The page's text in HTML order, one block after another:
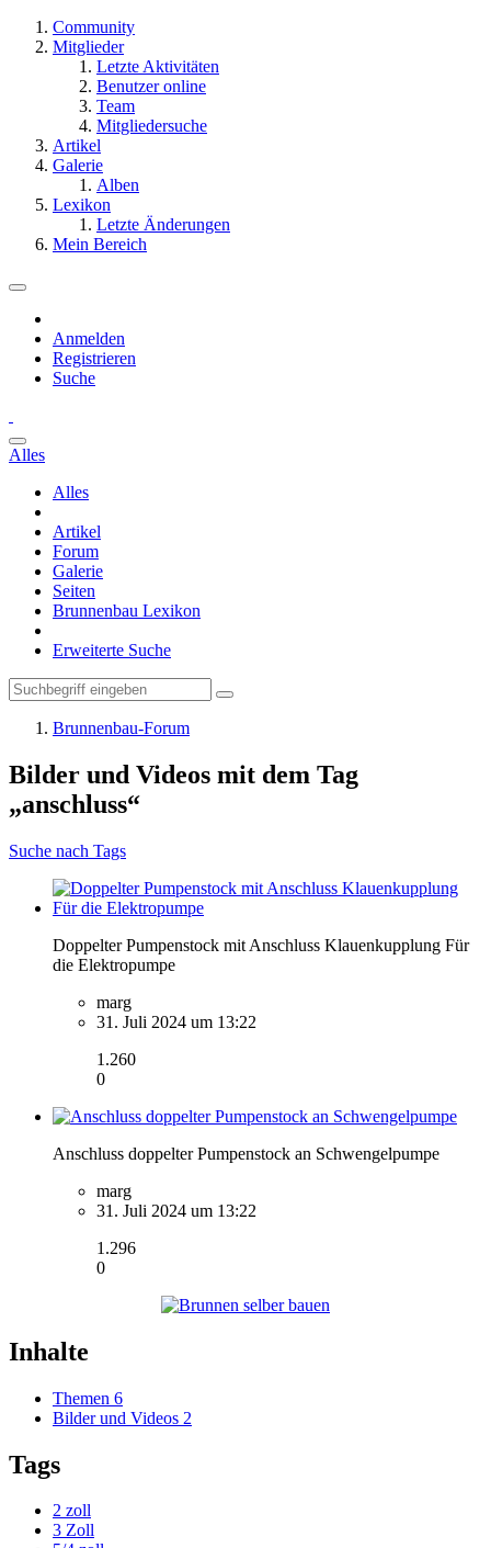
Community
Mitglieder
Letzte Aktivitäten
Benutzer online
Team
Mitgliedersuche
Artikel
Galerie
Alben
Lexikon
Letzte Änderungen
Mein Bereich
Anmelden
Registrieren
Suche
Alles
Alles
Artikel
Forum
Galerie
Seiten
Brunnenbau Lexikon
Erweiterte Suche
Brunnenbau-Forum
Bilder und Videos mit dem Tag
„anschluss“
Suche nach Tags
Doppelter Pumpenstock mit Anschluss Klauenkupplung Für
die Elektropumpe
marg
31. Juli 2024 um 13:22
1.260
0
Anschluss doppelter Pumpenstock an Schwengelpumpe
marg
31. Juli 2024 um 13:22
1.296
0
Inhalte
Themen 6
Bilder und Videos 2
Tags
2 zoll
3 Zoll